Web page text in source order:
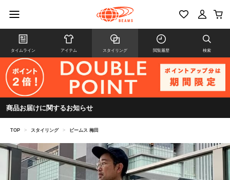
タイムライン アイテム スタイリング 閲覧履歴 検索
商品お届けに関するお知らせ
TOP > スタイリング > ビームス 梅田